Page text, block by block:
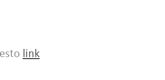
link